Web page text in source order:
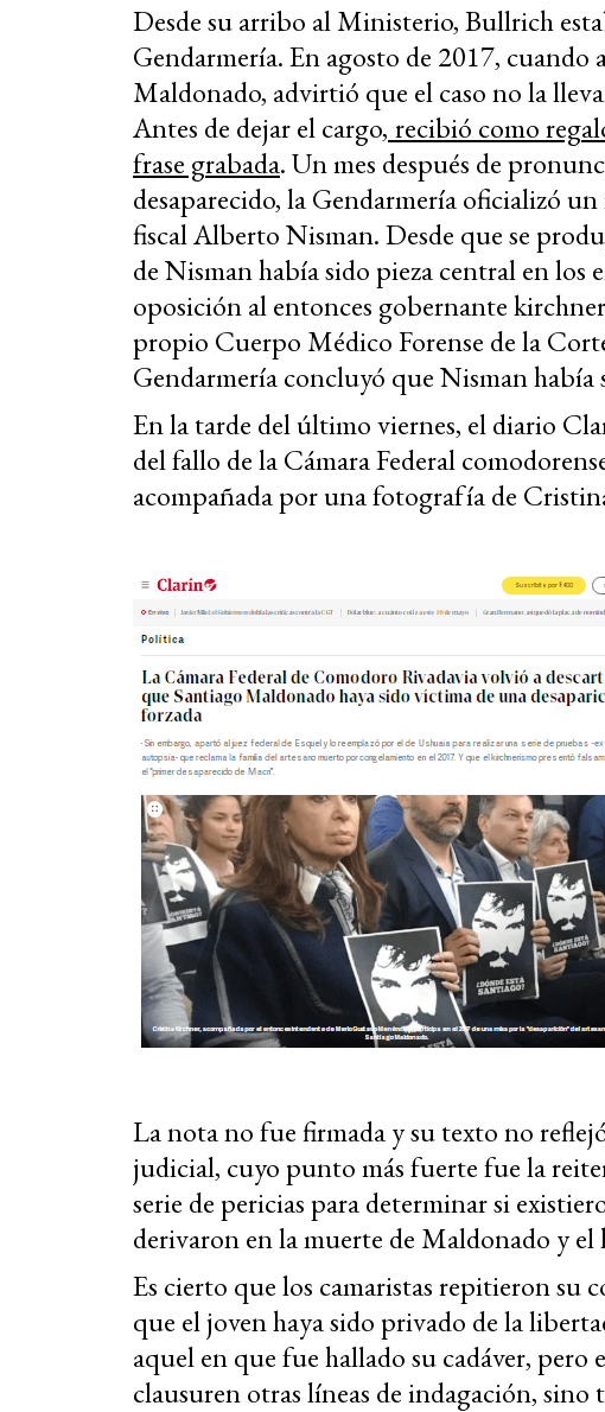
Desde su arribo al Ministerio, Bullrich
Gendarmería. En agosto de 2017, cuando
Maldonado, advirtió que el caso no la
Antes de dejar el cargo, recibió como
frase grabada. Un mes después de
desaparecido, la Gendarmería oficializó
fiscal Alberto Nisman. Desde que se
de Nisman había sido pieza central en los
oposición al entonces gobernante
propio Cuerpo Médico Forense de la
Gendarmería concluyó que Nisman había
En la tarde del último viernes, el diario
del fallo de la Cámara Federal
acompañada por una fotografía de
La nota no fue firmada y su texto no
judicial, cuyo punto más fuerte fue la
serie de pericias para determinar si
derivaron en la muerte de Maldonado y el
Es cierto que los camaristas repitieron su
que el joven haya sido privado de la
aquel en que fue hallado su cadáver, pero
clausuren otras líneas de indagación,